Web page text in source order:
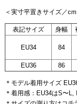
＜実寸平置きサイズ／cm
表記サイズ 身幅
EU34 84
EU36 86
＊モデル着用サイズ
＊着用感：EU34はS〜L,